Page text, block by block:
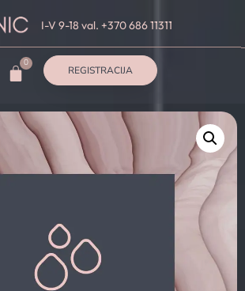
I-V 9-18 val. +370 686 11311
REGISTRACIJA
0